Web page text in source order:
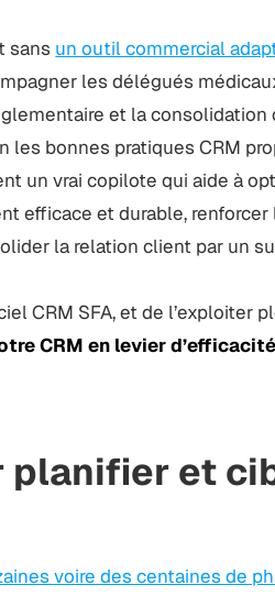
sans un outil commercial
les délégués
et la consolidation
bonnes pratiques CRM
un vrai copilote qui aide à
efficace et durable,
la relation client par un
CRM SFA, et de l’exploiter
CRM en levier
planifier et
voire des centaines de